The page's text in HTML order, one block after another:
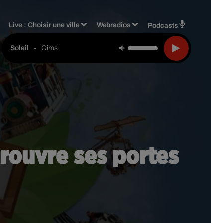
Live :Choisir une ville Webradios Podcasts
Soleil - Gims
ses portes